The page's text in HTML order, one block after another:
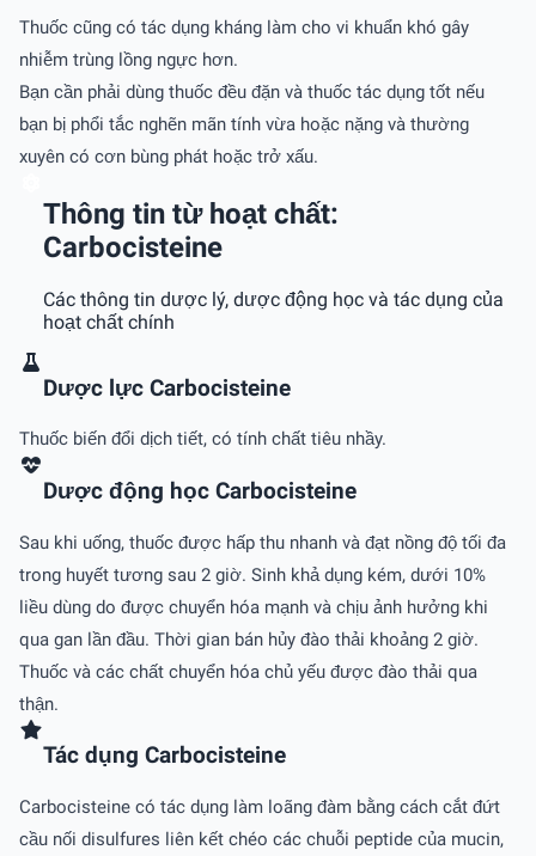
Thuốc cũng có tác dụng kháng làm cho vi khuẩn khó gây
nhiễm trùng lồng ngực hơn.
Bạn cần phải dùng thuốc đều đặn và thuốc tác dụng tốt nếu
bạn bị phổi tắc nghẽn mãn tính vừa hoặc nặng và thường
xuyên có cơn bùng phát hoặc trở xấu.
Thông tin từ hoạt chất:
Carbocisteine
Các thông tin dược lý, dược động học và tác dụng của
hoạt chất chính
Dược lực Carbocisteine
Thuốc biến đổi dịch tiết, có tính chất tiêu nhầy.
Dược động học Carbocisteine
Sau khi uống, thuốc được hấp thu nhanh và đạt nồng độ tối đa
trong huyết tương sau 2 giờ. Sinh khả dụng kém, dưới 10%
liều dùng do được chuyển hóa mạnh và chịu ảnh hưởng khi
qua gan lần đầu. Thời gian bán hủy đào thải khoảng 2 giờ.
Thuốc và các chất chuyển hóa chủ yếu được đào thải qua
thận.
Tác dụng Carbocisteine
Carbocisteine có tác dụng làm loãng đàm bằng cách cắt đứt
cầu nối disulfures liên kết chéo các chuỗi peptide của mucin,